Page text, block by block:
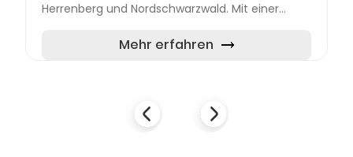
Herrenberg und Nordschwarzwald. Mit einer
seinen Mitgliede...Mehr erfahren